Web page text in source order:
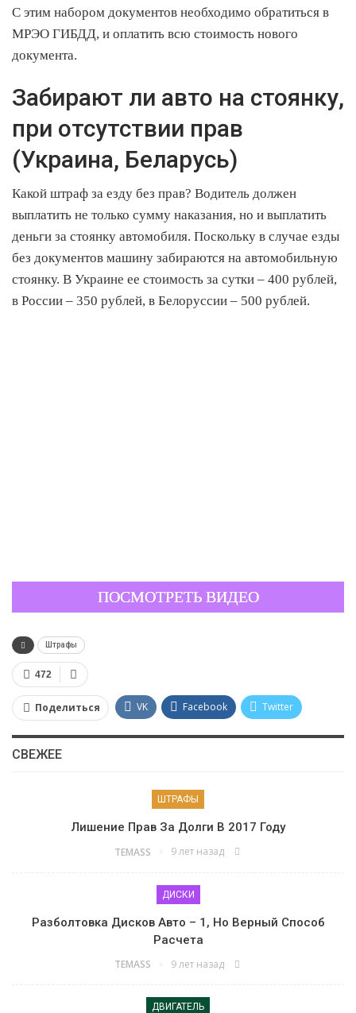
С этим набором документов необходимо обратиться в
МРЭО ГИБДД, и оплатить всю стоимость нового
документа.
Забирают ли авто на стоянку,
при отсутствии прав
(Украина, Беларусь)
Какой штраф за езду без прав? Водитель должен
выплатить не только сумму наказания, но и выплатить
деньги за стоянку автомобиля. Поскольку в случае езды
без документов машину забираются на автомобильную
стоянку. В Украине ее стоимость за сутки – 400 рублей,
в России – 350 рублей, в Белоруссии – 500 рублей.
ПОСМОТРЕТЬ ВИДЕО
Штрафы
472
Поделиться VK Facebook Twitter
Google+ Viber WhatsApp
СВЕЖЕЕ
ШТРАФЫ
Лишение Прав За Долги В 2017 Году
TEMASS 9 лет назад
ДИСКИ
Разболтовка Дисков Авто – 1, Но Верный Способ
Расчета
TEMASS 9 лет назад
ДВИГАТЕЛЬ